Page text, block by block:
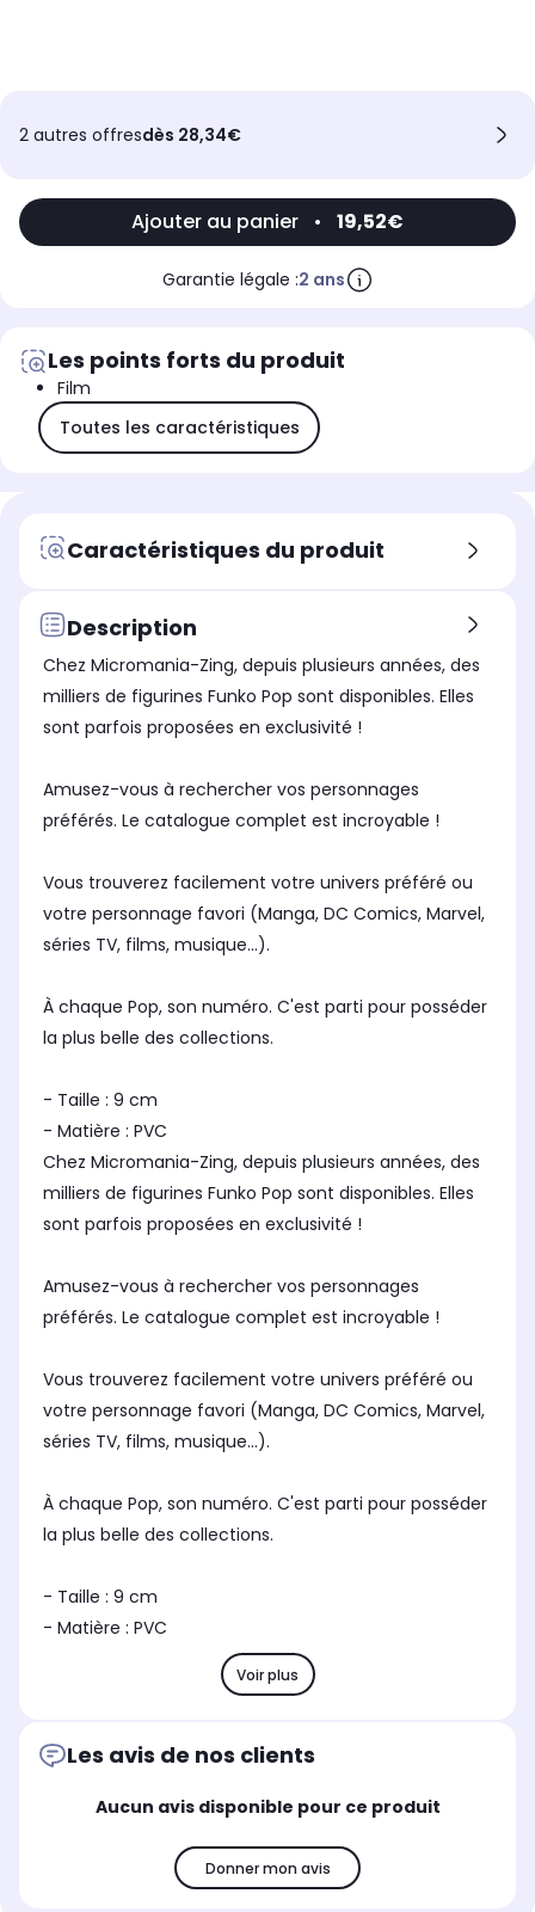
2 autres offresdès 28,34€
Ajouter au panier • 19,52€
Garantie légale :2 ans
Les points forts du produit
Film
Toutes les caractéristiques
Caractéristiques du produit
Description
Chez Micromania-Zing, depuis plusieurs années, des
milliers de figurines Funko Pop sont disponibles. Elles
sont parfois proposées en exclusivité !
Amusez-vous à rechercher vos personnages
préférés. Le catalogue complet est incroyable !
Vous trouverez facilement votre univers préféré ou
votre personnage favori (Manga, DC Comics, Marvel,
séries TV, films, musique...).
À chaque Pop, son numéro. C'est parti pour posséder
la plus belle des collections.
- Taille : 9 cm
- Matière : PVC
Chez Micromania-Zing, depuis plusieurs années, des
milliers de figurines Funko Pop sont disponibles. Elles
sont parfois proposées en exclusivité !
Amusez-vous à rechercher vos personnages
préférés. Le catalogue complet est incroyable !
Vous trouverez facilement votre univers préféré ou
votre personnage favori (Manga, DC Comics, Marvel,
séries TV, films, musique...).
À chaque Pop, son numéro. C'est parti pour posséder
la plus belle des collections.
- Taille : 9 cm
- Matière : PVC
Voir plus
Les avis de nos clients
Aucun avis disponible pour ce produit
Donner mon avis